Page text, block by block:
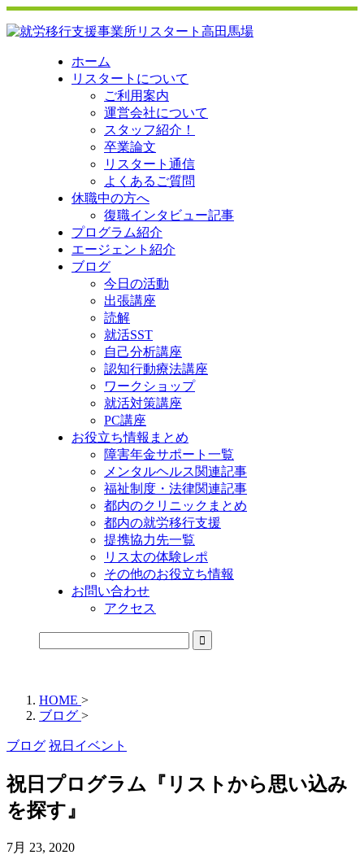
ホーム
リスタートについて
ご利用案内
運営会社について
スタッフ紹介！
卒業論文
リスタート通信
よくあるご質問
休職中の方へ
復職インタビュー記事
プログラム紹介
エージェント紹介
ブログ
今日の活動
出張講座
読解
就活SST
自己分析講座
認知行動療法講座
ワークショップ
就活対策講座
PC講座
お役立ち情報まとめ
障害年金サポート一覧
メンタルヘルス関連記事
福祉制度・法律関連記事
都内のクリニックまとめ
都内の就労移行支援
提携協力先一覧
リス太の体験レポ
その他のお役立ち情報
お問い合わせ
アクセス
HOME >
ブログ >
ブログ 祝日イベント
祝日プログラム『リストから思い込み
を探す』
7月 23, 2020